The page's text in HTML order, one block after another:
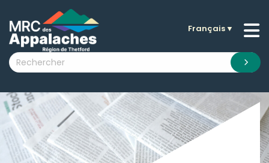
submenu (La MRC )
submenu (Citoyens )
submenu (Visiteurs )
submenu (Nouvelles )
submenu (Documentation )
Français▼